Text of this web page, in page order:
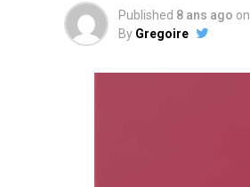
Published 8 ans ago on
By Gregoire